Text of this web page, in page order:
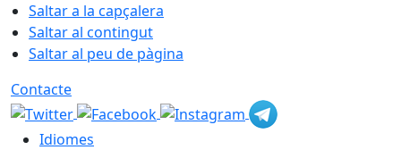
Saltar a la capçalera
Saltar al contingut
Saltar al peu de pàgina
Contacte
Idiomes